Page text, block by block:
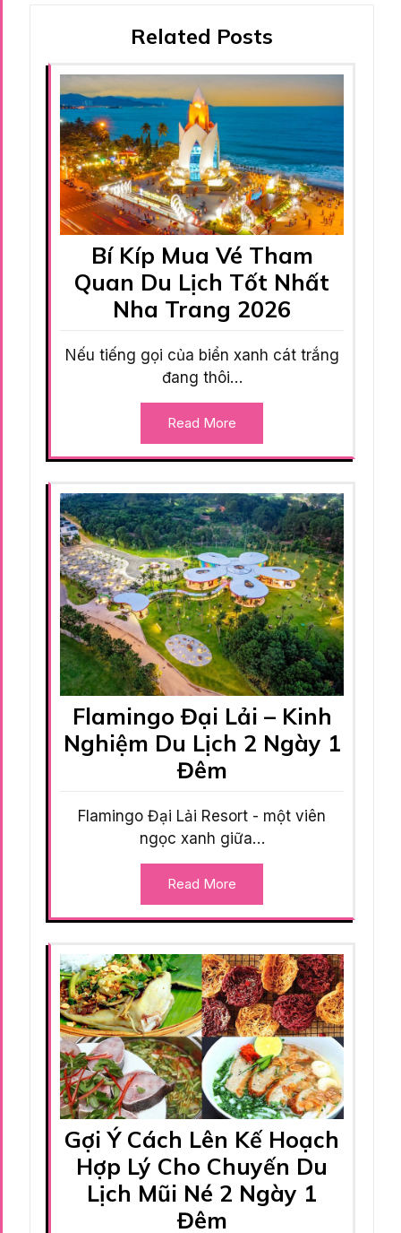
Related Posts
Bí Kíp Mua Vé Tham
Quan Du Lịch Tốt Nhất
Nha Trang 2026
Nếu tiếng gọi của biển xanh cát trắng
đang thôi…
Read More
Flamingo Đại Lải – Kinh
Nghiệm Du Lịch 2 Ngày 1
Đêm
Flamingo Đại Lải Resort - một viên
ngọc xanh giữa…
Read More
Gợi Ý Cách Lên Kế Hoạch
Hợp Lý Cho Chuyến Du
Lịch Mũi Né 2 Ngày 1
Đêm